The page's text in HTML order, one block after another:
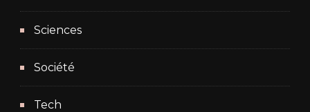
Sciences
Société
Tech